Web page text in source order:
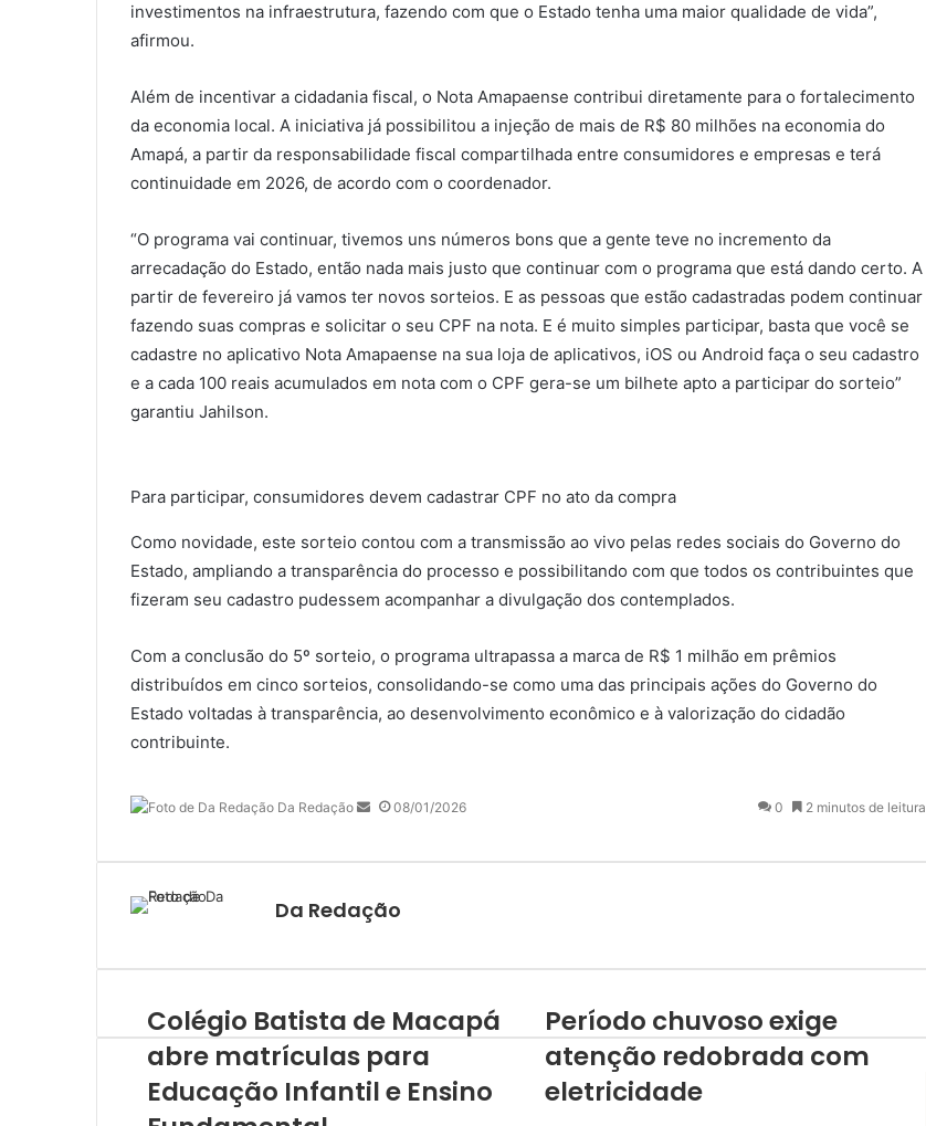
investimentos na infraestrutura, fazendo com que o Estado tenha uma maior qualidade de vida”,
afirmou.
Além de incentivar a cidadania fiscal, o Nota Amapaense contribui diretamente para o fortalecimento
da economia local. A iniciativa já possibilitou a injeção de mais de R$ 80 milhões na economia do
Amapá, a partir da responsabilidade fiscal compartilhada entre consumidores e empresas e terá
continuidade em 2026, de acordo com o coordenador.
“O programa vai continuar, tivemos uns números bons que a gente teve no incremento da
arrecadação do Estado, então nada mais justo que continuar com o programa que está dando certo. A
partir de fevereiro já vamos ter novos sorteios. E as pessoas que estão cadastradas podem continuar
fazendo suas compras e solicitar o seu CPF na nota. E é muito simples participar, basta que você se
cadastre no aplicativo Nota Amapaense na sua loja de aplicativos, iOS ou Android faça o seu cadastro
e a cada 100 reais acumulados em nota com o CPF gera-se um bilhete apto a participar do sorteio”
garantiu Jahilson.
Para participar, consumidores devem cadastrar CPF no ato da compra
Como novidade, este sorteio contou com a transmissão ao vivo pelas redes sociais do Governo do
Estado, ampliando a transparência do processo e possibilitando com que todos os contribuintes que
fizeram seu cadastro pudessem acompanhar a divulgação dos contemplados.
Com a conclusão do 5º sorteio, o programa ultrapassa a marca de R$ 1 milhão em prêmios
distribuídos em cinco sorteios, consolidando-se como uma das principais ações do Governo do
Estado voltadas à transparência, ao desenvolvimento econômico e à valorização do cidadão
contribuinte.
Da Redação
Mande08/01/2026 0 2 minutos de leitura
Da Redação
Colégio Batista de Macapá
abre matrículas para
Educação Infantil e Ensino
Período chuvoso exige
atenção redobrada com
eletricidade